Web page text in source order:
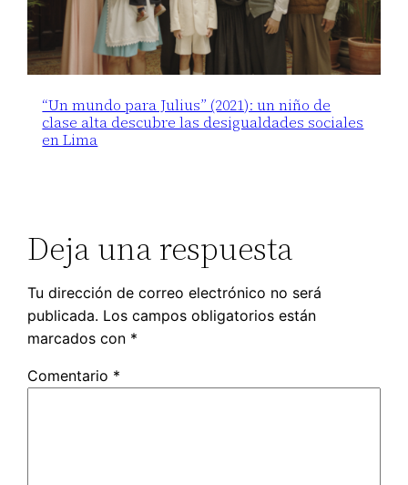
“Un mundo para Julius” (2021): un niño de
clase alta descubre las desigualdades sociales
en Lima
Deja una respuesta
Tu dirección de correo electrónico no será
publicada. Los campos obligatorios están
marcados con *
Comentario *